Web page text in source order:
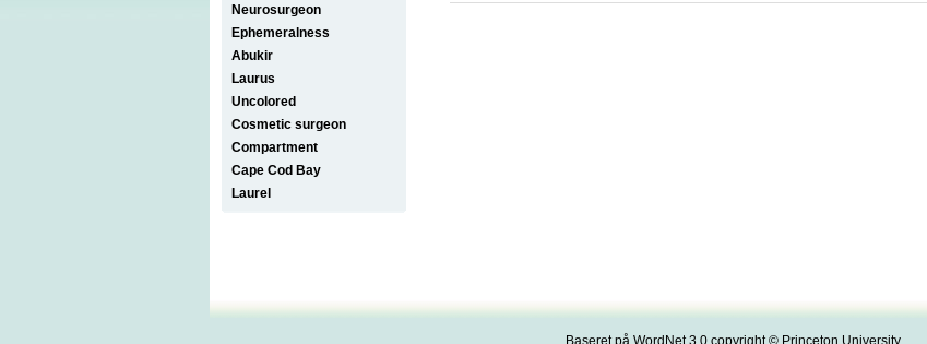
Neurosurgeon
Ephemeralness
Abukir
Laurus
Uncolored
Cosmetic surgeon
Compartment
Cape Cod Bay
Laurel
Baseret på WordNet 3.0 copyright © Princeton University.